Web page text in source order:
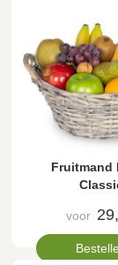
Fruitmand
voor